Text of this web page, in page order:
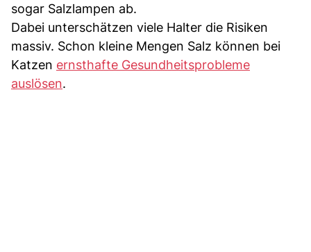
sogar Salzlampen ab.
Dabei unterschätzen viele Halter die Risiken
massiv. Schon kleine Mengen Salz können bei
Katzen ernsthafte Gesundheitsprobleme
auslösen.